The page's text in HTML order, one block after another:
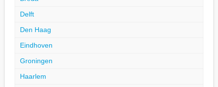
Delft
Den Haag
Eindhoven
Groningen
Haarlem